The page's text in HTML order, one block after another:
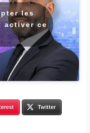
les
activer ce
Twitter